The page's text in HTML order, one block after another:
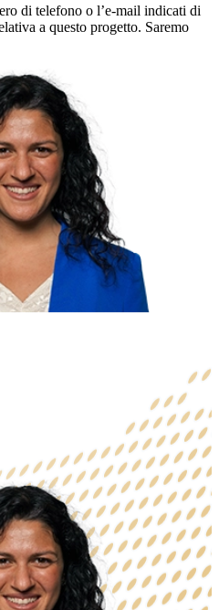
di telefono o l’e-mail indicati di
a questo progetto. Saremo